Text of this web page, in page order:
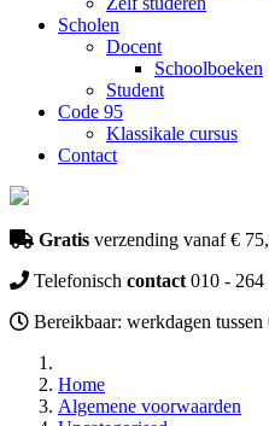
Scholen
Docent
Schoolboeken
Student
Code 95
Klassikale cursus
Contact
Gratis verzending vanaf €
Telefonisch contact 010 - 264
Bereikbaar: werkdagen tussen
Home
Algemene voorwaarden